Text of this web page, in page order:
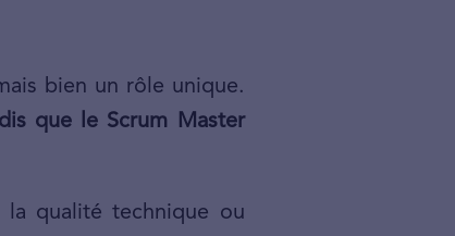
bien un rôle unique.
que le Scrum Master
qualité technique ou